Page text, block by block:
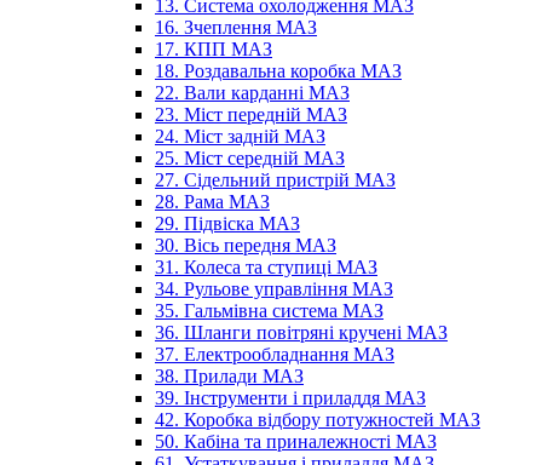
13. Система охолодження МАЗ
16. Зчеплення МАЗ
17. КПП МАЗ
18. Роздавальна коробка МАЗ
22. Вали карданні МАЗ
23. Міст передній МАЗ
24. Міст задній МАЗ
25. Міст середній МАЗ
27. Сідельний пристрій МАЗ
28. Рама МАЗ
29. Підвіска МАЗ
30. Вісь передня МАЗ
31. Колеса та ступиці МАЗ
34. Рульове управління МАЗ
35. Гальмівна система МАЗ
36. Шланги повітряні кручені МАЗ
37. Електрообладнання МАЗ
38. Прилади МАЗ
39. Інструменти і приладдя МАЗ
42. Коробка відбору потужностей МАЗ
50. Кабіна та приналежності МАЗ